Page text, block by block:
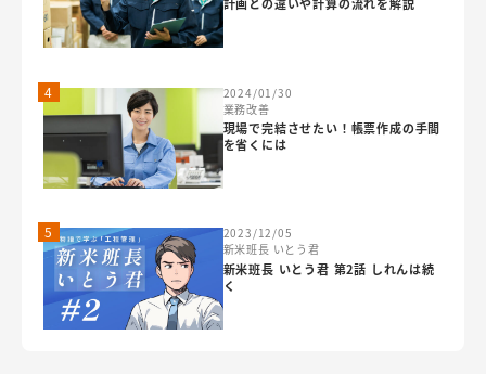
計画との違いや計算の流れを解説
4
2024/01/30
業務改善
現場で完結させたい！帳票作成の手間
を省くには
5
2023/12/05
新米班長 いとう君
新米班長 いとう君 第2話 しれんは続
く